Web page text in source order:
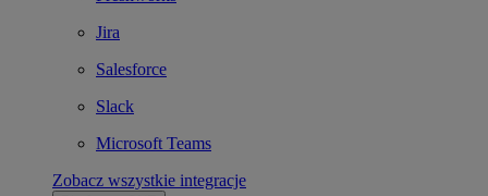
Jira
Salesforce
Slack
Microsoft Teams
Zobacz wszystkie integracje